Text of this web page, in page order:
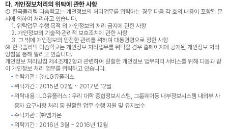
다. 개인정보처리의 위탁에 관한 사항
① 한국폴리텍 다솜학교는 개인정보의 처리업무를 위탁하는 경우 다음 각 호의 내용이 포함된 문
서에 의하여 처리하고 있습니다.
1. 위탁업무 수행 목적 외 개인정보의 처리 금지에 관한 사항
2. 개인정보의 기술적·관리적 보호조치에 관한 사항
3. 그 밖에 개인정보의 안전한 관리를 위하여 대통령령으로 정한 사항
② 한국폴리텍 다솜학교는 개인정보 처리업무를 위탁할 경우 홈페이지에 공개된 개인정보 처리
방침을 통해 알리고 있습니다.
개인정보 처리방침 제4조제2항과 관련하여 원활한 개인정보 업무처리 서비스를 위해 다음과 같
이 개인정보 처리 업무를 위탁하고 있습니다.
수탁기관 : ㈜LG유플러스
위탁기간 : 2015년 02월 ~ 2017년 12월
위탁내용 : LG유플러스 : 우리 대학 종합정보시스템, 그룹웨어등 내부정보시스템 내외부 사
용자 요구사항 처리 등 원활한 업무 수행 지원 및 유지보수
수탁기관 : ㈜엠가온
위탁기간 : 2016년 3월 ~ 2016년 12월